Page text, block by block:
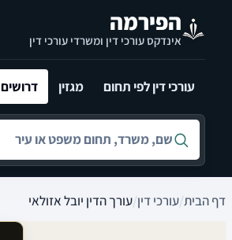
הפירמה
אינדקס עורכי דין ומשרדי עורכי דין
עורכי דין לפי תחום מגזין דרושים
חיפוש לפי שם, משרד, תחום משפט או עיר
דף הבית/עורכי דין/עורך הדין יובל אזולאי